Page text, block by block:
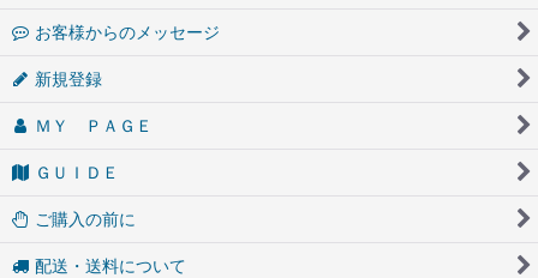
お客様からのメッセージ
新規登録
ＭＹ ＰＡＧＥ
ＧＵＩＤＥ
ご購入の前に
配送・送料について